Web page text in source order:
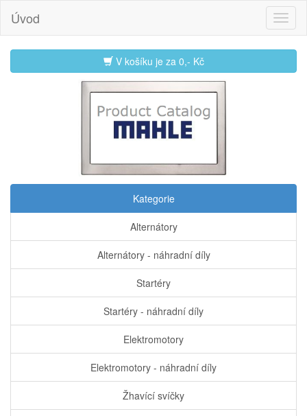
Úvod
V košíku je za 0,- Kč
Kategorie
Alternátory
Alternátory - náhradní díly
Startéry
Startéry - náhradní díly
Elektromotory
Elektromotory - náhradní díly
Žhavící svíčky